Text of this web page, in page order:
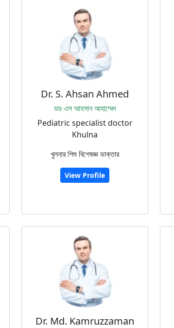
Dr. S. Ahsan Ahmed
ডাঃ এস আহসান আহাম্মেদ
Pediatric specialist doctor
Khulna
খুলনার শিশু বিশেষজ্ঞ ডাক্তার
View Profile
Dr. Md. Kamruzzaman